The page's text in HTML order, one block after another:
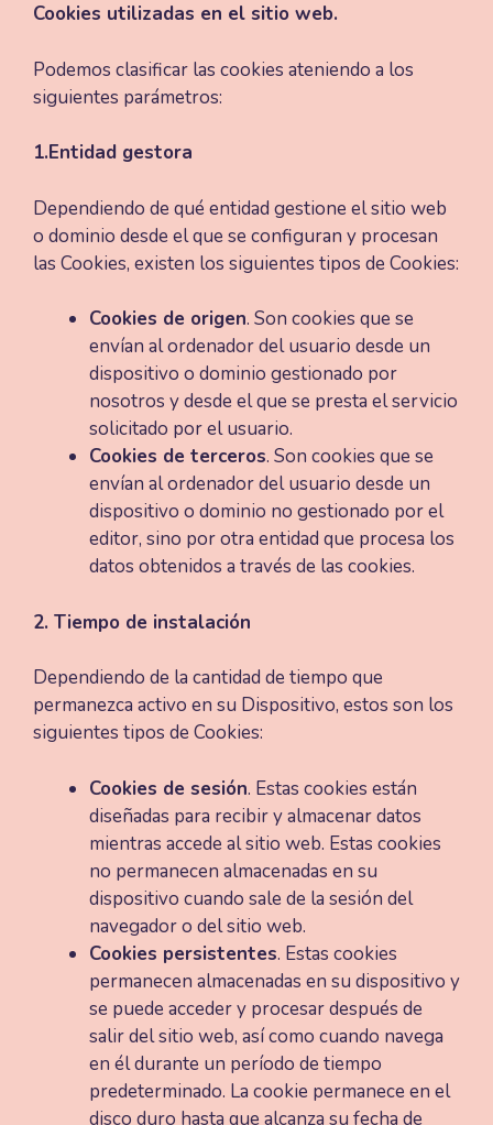
Cookies utilizadas en el sitio web.
Podemos clasificar las cookies ateniendo a los
siguientes parámetros:
1.Entidad gestora
Dependiendo de qué entidad gestione el sitio web
o dominio desde el que se configuran y procesan
las Cookies, existen los siguientes tipos de Cookies:
Cookies de origen. Son cookies que se
envían al ordenador del usuario desde un
dispositivo o dominio gestionado por
nosotros y desde el que se presta el servicio
solicitado por el usuario.
Cookies de terceros. Son cookies que se
envían al ordenador del usuario desde un
dispositivo o dominio no gestionado por el
editor, sino por otra entidad que procesa los
datos obtenidos a través de las cookies.
2. Tiempo de instalación
Dependiendo de la cantidad de tiempo que
permanezca activo en su Dispositivo, estos son los
siguientes tipos de Cookies:
Cookies de sesión. Estas cookies están
diseñadas para recibir y almacenar datos
mientras accede al sitio web. Estas cookies
no permanecen almacenadas en su
dispositivo cuando sale de la sesión del
navegador o del sitio web.
Cookies persistentes. Estas cookies
permanecen almacenadas en su dispositivo y
se puede acceder y procesar después de
salir del sitio web, así como cuando navega
en él durante un período de tiempo
predeterminado. La cookie permanece en el
disco duro hasta que alcanza su fecha de